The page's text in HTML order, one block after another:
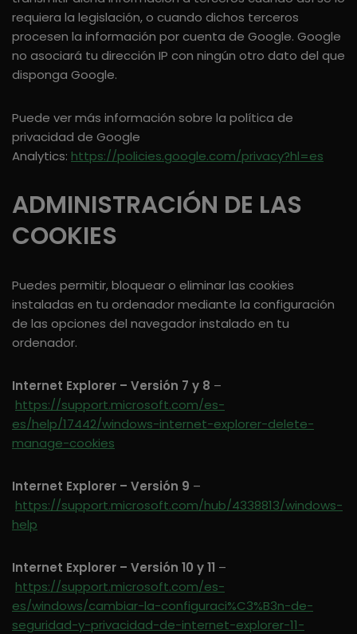
requiera la legislación, o cuando dichos terceros
procesen la información por cuenta de Google. Google
no asociará tu dirección IP con ningún otro dato del que
disponga Google.
Puede ver más información sobre la política de
privacidad de Google
Analytics: https://policies.google.com/privacy?hl=es
ADMINISTRACIÓN DE LAS
COOKIES
Puedes permitir, bloquear o eliminar las cookies
instaladas en tu ordenador mediante la configuración
de las opciones del navegador instalado en tu
ordenador.
Internet Explorer – Versión 7 y 8 –
https://support.microsoft.com/es-
es/help/17442/windows-internet-explorer-delete-
manage-cookies
Internet Explorer – Versión 9 –
https://support.microsoft.com/hub/4338813/windows-
help
Internet Explorer – Versión 10 y 11 –
https://support.microsoft.com/es-
es/windows/cambiar-la-configuraci%C3%B3n-de-
seguridad-y-privacidad-de-internet-explorer-11-